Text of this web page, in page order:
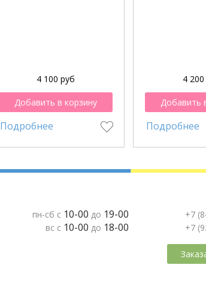
4 100 руб
Добавить в корзину
Подробнее
4
Добавить
Подробнее
пн-сб с 10-00 до 19-00
вс с 10-00 до 18-00
+7
+7